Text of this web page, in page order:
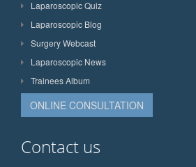
Laparoscopic Quiz
Laparoscopic Blog
Surgery Webcast
Laparoscopic News
Trainees Album
ONLINE CONSULTATION
Contact us